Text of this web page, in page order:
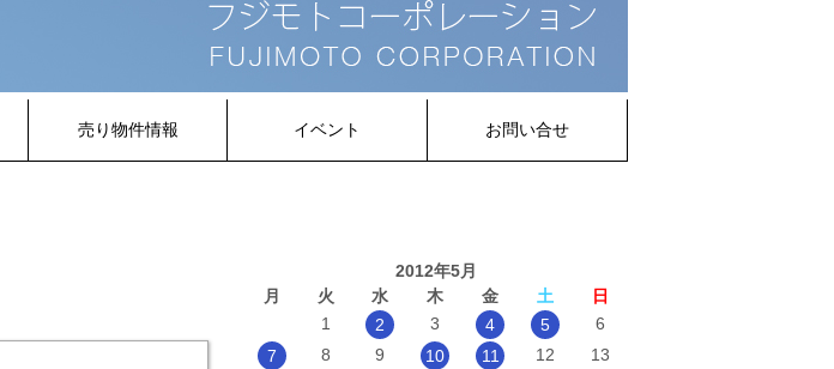
売り物件情報 イベント お問い合せ
2012年5月
月
火 水 木 金 土
日
1
2 3 4 5
6
7
8 9 10 11 12
13